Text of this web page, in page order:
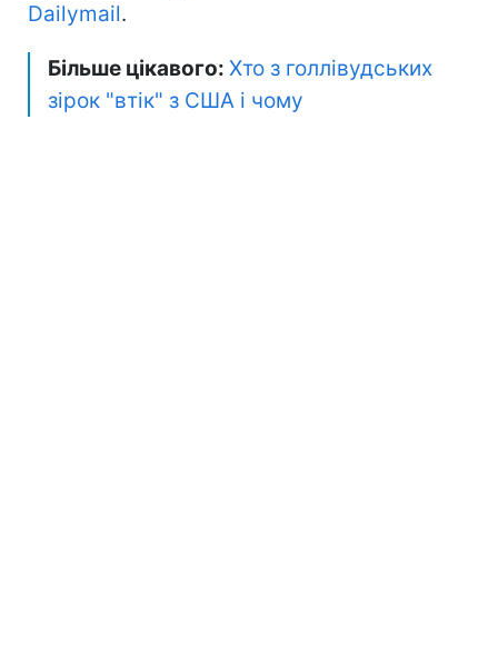
Dailymail.
Більше цікавого: Хто з голлівудських
зірок "втік" з США і чому